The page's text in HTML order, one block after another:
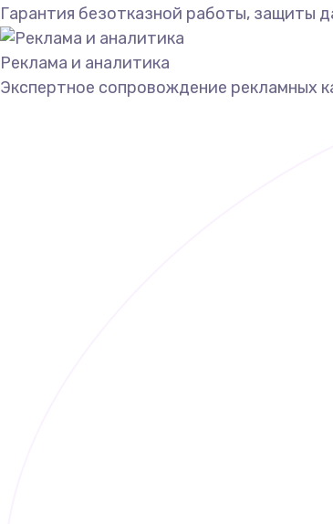
Гарантия безотказной работы, защиты
Реклама и аналитика
Экспертное сопровождение рекламных